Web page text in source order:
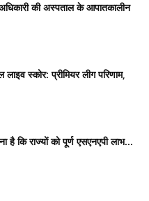
अधिकारी की अस्पताल के आपातकालीन
स्कोर: प्रीमियर लीग परिणाम,
है कि राज्यों को पूर्ण एसएनएपी लाभ...